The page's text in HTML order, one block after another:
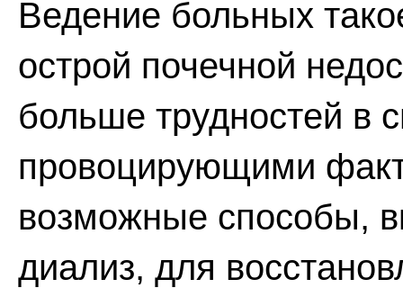
Ведение больных
острой почечной
больше трудностей в
провоцирующими
возможные способы,
диализ, для